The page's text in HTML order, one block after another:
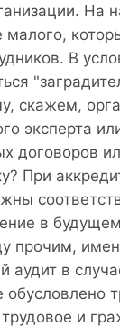
На
малого,
В
скажем,
эксперта
договоров
При
в
прочим,
аудит в
и